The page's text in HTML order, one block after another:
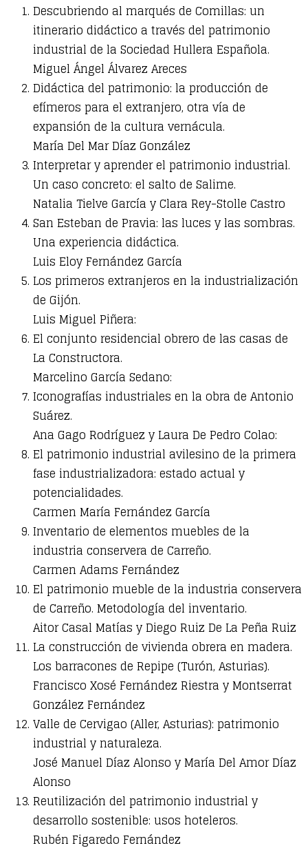
Descubriendo al marqués de Comillas: un
itinerario didáctico a través del patrimonio
industrial de la Sociedad Hullera Española.
Miguel Ángel Álvarez Areces
Didáctica del patrimonio: la producción de
efímeros para el extranjero, otra vía de
expansión de la cultura vernácula.
María Del Mar Díaz González
Interpretar y aprender el patrimonio industrial.
Un caso concreto: el salto de Salime.
Natalia Tielve García y Clara Rey-Stolle Castro
San Esteban de Pravia: las luces y las sombras.
Una experiencia didáctica.
Luis Eloy Fernández García
Los primeros extranjeros en la industrialización
de Gijón.
Luis Miguel Piñera:
El conjunto residencial obrero de las casas de
La Constructora.
Marcelino García Sedano:
Iconografías industriales en la obra de Antonio
Suárez.
Ana Gago Rodríguez y Laura De Pedro Colao:
El patrimonio industrial avilesino de la primera
fase industrializadora: estado actual y
potencialidades.
Carmen María Fernández García
Inventario de elementos muebles de la
industria conservera de Carreño.
Carmen Adams Fernández
El patrimonio mueble de la industria conservera
de Carreño. Metodología del inventario.
Aitor Casal Matías y Diego Ruiz De La Peña Ruiz
La construcción de vivienda obrera en madera.
Los barracones de Repipe (Turón, Asturias).
Francisco Xosé Fernández Riestra y Montserrat
González Fernández
Valle de Cervigao (Aller, Asturias): patrimonio
industrial y naturaleza.
José Manuel Díaz Alonso y María Del Amor Díaz
Alonso
Reutilización del patrimonio industrial y
desarrollo sostenible: usos hoteleros.
Rubén Figaredo Fernández